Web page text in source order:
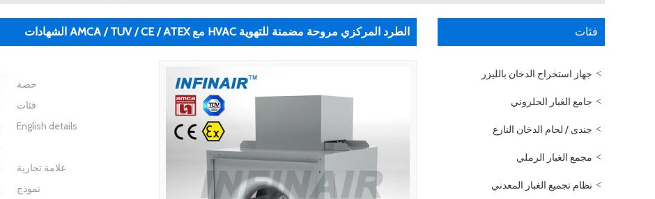
فئات
جهاز استخراج الدخان بالليزر
جامع الغبار الحلزوني
جندى / لحام الدخان النازع
مجمع الغبار الرملي
نظام تجميع الغبار المعدني
الطرد المركزي مروحة مضمنة للتهوية HVAC مع AMCA / TUV / CE / ATEX الشهادات
حصة
فئات
English details
علامة تجارية
نموذج